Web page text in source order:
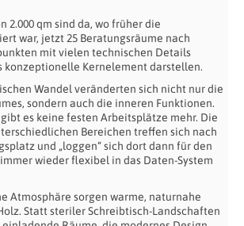
2.000 qm sind da, wo früher die
war, jetzt 25 Beratungsräume nach
mit vielen technischen Details
konzeptionelle Kernelement darstellen.
Wandel veränderten sich nicht nur die
sondern auch die inneren Funktionen.
es keine festen Arbeitsplätze mehr. Die
Bereichen treffen sich nach
und „loggen“ sich dort dann für den
wieder flexibel in das Daten-System
Atmosphäre sorgen warme, naturnahe
Statt steriler Schreibtisch-Landschaften